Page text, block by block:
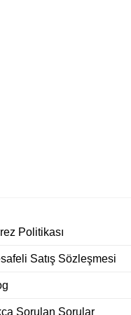
Politikası
Satış Sözleşmesi
Sorulan Sorular